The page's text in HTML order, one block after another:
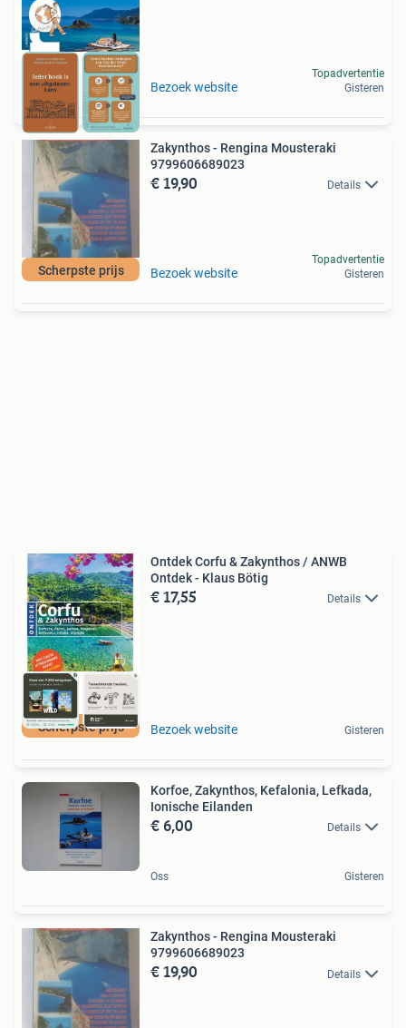
Bezoek website
Topadvertentie
Gisteren
Scherpste prijs
Zakynthos - Rengina Mousteraki
9799606689023
€ 19,90 Details
Bezoek website
Topadvertentie
Gisteren
Scherpste prijs
Ontdek Corfu & Zakynthos / ANWB
Ontdek - Klaus Bötig
€ 17,55 Details
Bezoek website Gisteren
Korfoe, Zakynthos, Kefalonia, Lefkada,
Ionische Eilanden
€ 6,00 Details
Oss Gisteren
Zakynthos - Rengina Mousteraki
9799606689023
€ 19,90 Details